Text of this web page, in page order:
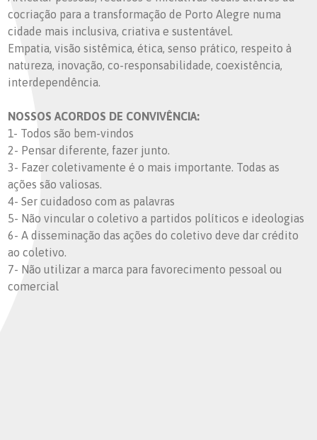
cocriação para a transformação de Porto Alegre numa
cidade mais inclusiva, criativa e sustentável.
Empatia, visão sistêmica, ética, senso prático, respeito à
natureza, inovação, co-responsabilidade, coexistência,
interdependência.
NOSSOS ACORDOS DE CONVIVÊNCIA:
1- Todos são bem-vindos
2- Pensar diferente, fazer junto.
3- Fazer coletivamente é o mais importante. Todas as
ações são valiosas.
4- Ser cuidadoso com as palavras
5- Não vincular o coletivo a partidos políticos e ideologias
6- A disseminação das ações do coletivo deve dar crédito
ao coletivo.
7- Não utilizar a marca para favorecimento pessoal ou
comercial